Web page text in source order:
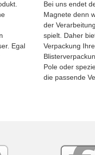
Egal
Bei uns endet
Magnete denn
der
spielt. Daher
Verpackung
Pole oder
die passende